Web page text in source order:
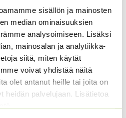
sisällön ja mainosten
median ominaisuuksien
analysoimiseen. Lisäksi
mainosalan ja analytiikka-
siitä, miten käytät
voivat yhdistää näitä
olet antanut heille tai joita on
heidän palvelujaan. Lisätietoa